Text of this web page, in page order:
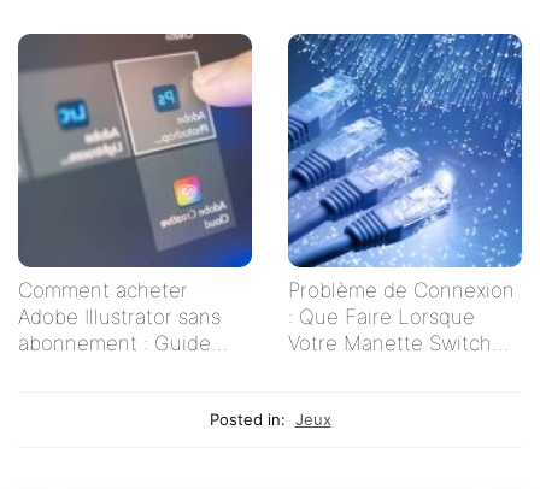
Comment acheter
Adobe Illustrator sans
abonnement : Guide
Problème de Connexion
: Que Faire Lorsque
Votre Manette Switch
Posted in: Jeux